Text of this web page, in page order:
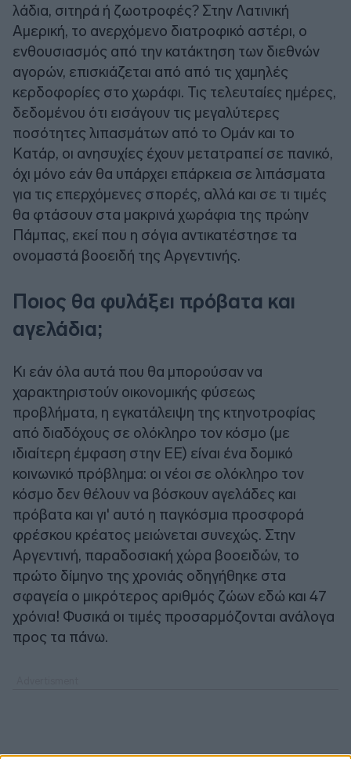
λάδια, σιτηρά ή ζωοτροφές? Στην Λατινική
Αμερική, το ανερχόμενο διατροφικό αστέρι, ο
ενθουσιασμός από την κατάκτηση των διεθνών
αγορών, επισκιάζεται από από τις χαμηλές
κερδοφορίες στο χωράφι. Τις τελευταίες ημέρες,
δεδομένου ότι εισάγουν τις μεγαλύτερες
ποσότητες λιπασμάτων από το Ομάν και το
Κατάρ, οι ανησυχίες έχουν μετατραπεί σε πανικό,
όχι μόνο εάν θα υπάρχει επάρκεια σε λιπάσματα
για τις επερχόμενες σπορές, αλλά και σε τι τιμές
θα φτάσουν στα μακρινά χωράφια της πρώην
Πάμπας, εκεί που η σόγια αντικατέστησε τα
ονομαστά βοοειδή της Αργεντινής.
Ποιος θα φυλάξει πρόβατα και
αγελάδια;
Κι εάν όλα αυτά που θα μπορούσαν να
χαρακτηριστούν οικονομικής φύσεως
προβλήματα, η εγκατάλειψη της κτηνοτροφίας
από διαδόχους σε ολόκληρο τον κόσμο (με
ιδιαίτερη έμφαση στην ΕΕ) είναι ένα δομικό
κοινωνικό πρόβλημα: οι νέοι σε ολόκληρο τον
κόσμο δεν θέλουν να βόσκουν αγελάδες και
πρόβατα και γι' αυτό η παγκόσμια προσφορά
φρέσκου κρέατος μειώνεται συνεχώς. Στην
Αργεντινή, παραδοσιακή χώρα βοοειδών, το
πρώτο δίμηνο της χρονιάς οδηγήθηκε στα
σφαγεία ο μικρότερος αριθμός ζώων εδώ και 47
χρόνια! Φυσικά οι τιμές προσαρμόζονται ανάλογα
προς τα πάνω.